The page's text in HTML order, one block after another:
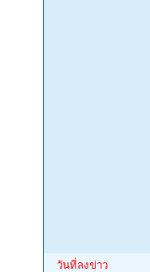
วันที่ลงข่าว